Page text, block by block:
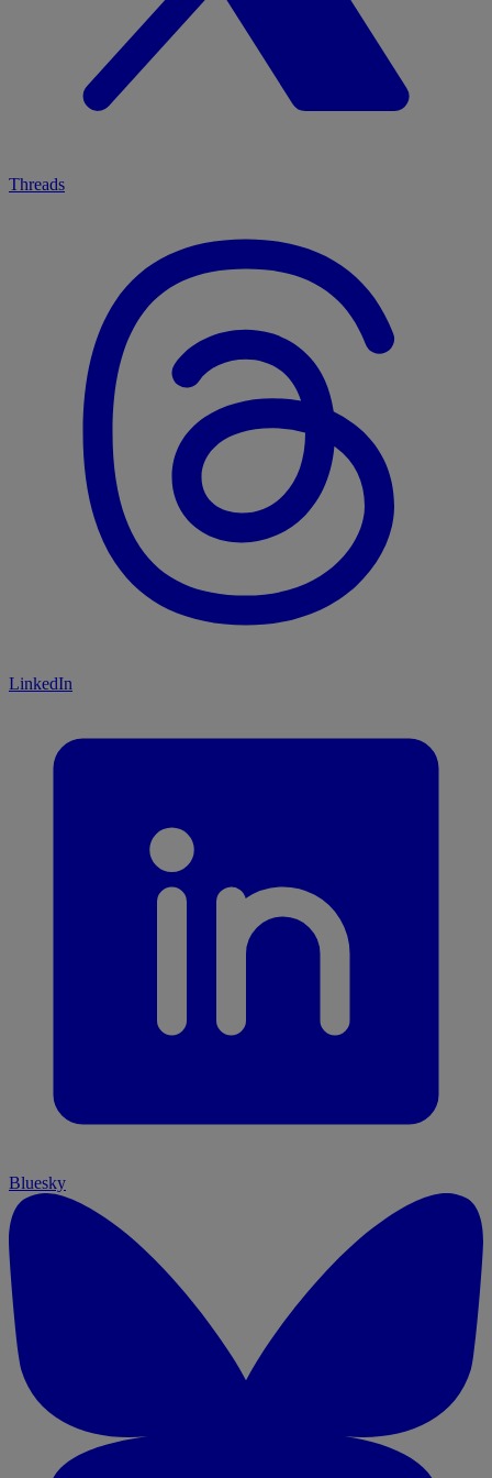
Threads
LinkedIn
Bluesky